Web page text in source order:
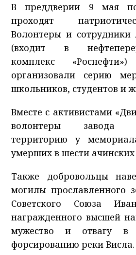
В преддверии 9 мая
проходят
Волонтеры и сотрудники
(входит в
комплекс
организовали серию
школьников, студентов и
Вместе с активистами
волонтеры завода
территорию у
умерших в шести ачинских
Также добровольцы
могилы прославленного
Советского Союза
награжденного высшей
мужество и отвагу в
форсированию реки Висла.